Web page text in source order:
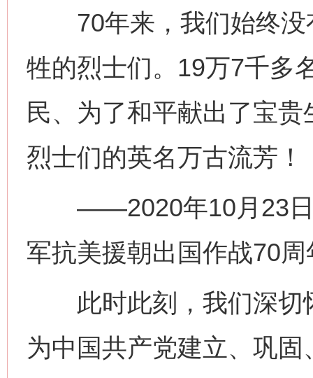
70年来，我们始终没
牲的烈士们。19万7千多
民、为了和平献出了宝
烈士们的英名万古流芳！
——2020年10月23日
军抗美援朝出国作战70
此时此刻，我们深切
为中国共产党建立、巩